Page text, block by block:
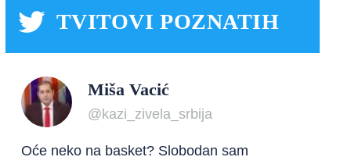
TVITOVI POZNATIH
Miša Vacić
@kazi_zivela_srbija
Oće neko na basket? Slobodan sam